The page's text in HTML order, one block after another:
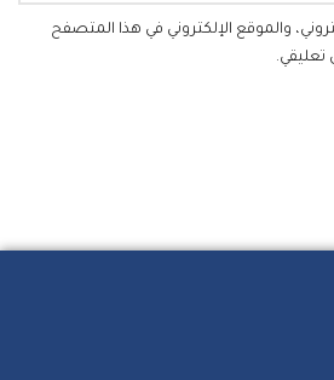
والموقع الإلكتروني في هذا المتصفح
تعليقي.